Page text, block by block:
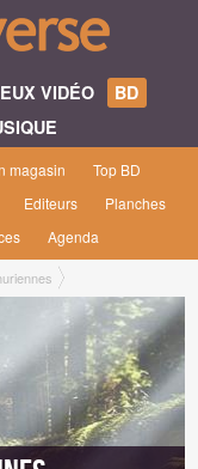
VIDÉO
BD
magasin
Top BD
Editeurs
Planches
Agenda